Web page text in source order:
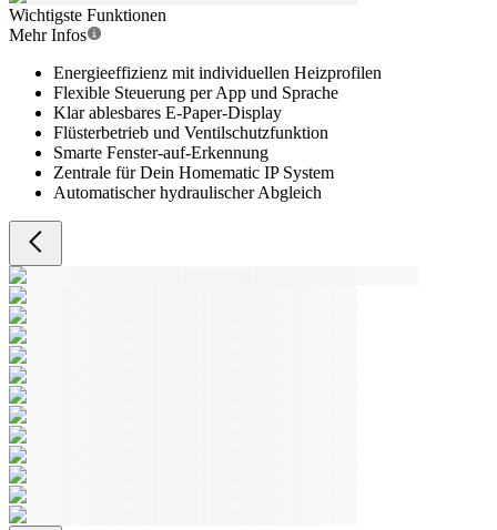
Wichtigste Funktionen
Mehr Infos
Energieeffizienz mit individuellen Heizprofilen
Flexible Steuerung per App und Sprache
Klar ablesbares E-Paper-Display
Flüsterbetrieb und Ventilschutzfunktion
Smarte Fenster-auf-Erkennung
Zentrale für Dein Homematic IP System
Automatischer hydraulischer Abgleich